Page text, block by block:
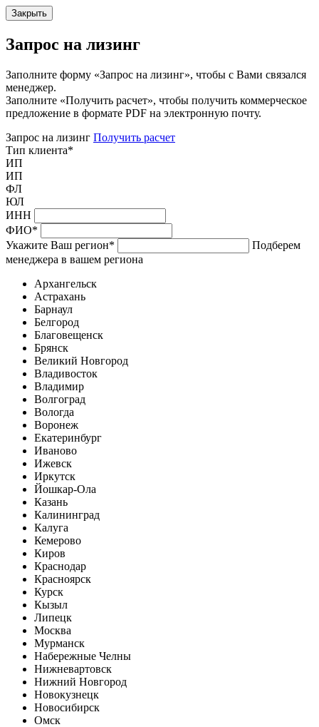
Закрыть
Запрос на лизинг
Заполните форму «Запрос на лизинг», чтобы с Вами связался
менеджер.
Заполните «Получить расчет», чтобы получить коммерческое
предложение в формате PDF на электронную почту.
Запрос на лизинг Получить расчет
Тип клиента*
ИП
ИП
ФЛ
ЮЛ
ИНН
ФИО*
Укажите Ваш регион*
Подберем
менеджера в вашем региона
Архангельск
Астрахань
Барнаул
Белгород
Благовещенск
Брянск
Великий Новгород
Владивосток
Владимир
Волгоград
Вологда
Воронеж
Екатеринбург
Иваново
Ижевск
Иркутск
Йошкар-Ола
Казань
Калининград
Калуга
Кемерово
Киров
Краснодар
Красноярск
Курск
Кызыл
Липецк
Москва
Мурманск
Набережные Челны
Нижневартовск
Нижний Новгород
Новокузнецк
Новосибирск
Омск